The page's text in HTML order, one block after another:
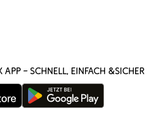
APP – SCHNELL, EINFACH &SICHER